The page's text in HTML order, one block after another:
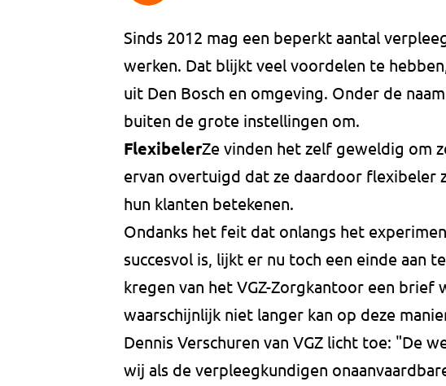
Sinds 2012 mag een beperkt aantal
werken. Dat blijkt veel voordelen te
uit Den Bosch en omgeving. Onder de
buiten de grote instellingen om.
FlexibelerZe vinden het zelf geweldig om
ervan overtuigd dat ze daardoor flexibeler
hun klanten betekenen.
Ondanks het feit dat onlangs het
succesvol is, lijkt er nu toch een einde aan
kregen van het VGZ-Zorgkantoor een brief
waarschijnlijk niet langer kan op deze
Dennis Verschuren van VGZ licht toe: "De
wij als de verpleegkundigen